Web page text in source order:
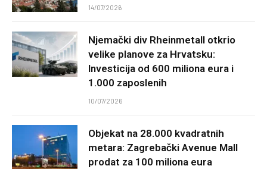
14/07/2026
Njemački div Rheinmetall otkrio
velike planove za Hrvatsku:
Investicija od 600 miliona eura i
1.000 zaposlenih
10/07/2026
Objekat na 28.000 kvadratnih
metara: Zagrebački Avenue Mall
prodat za 100 miliona eura